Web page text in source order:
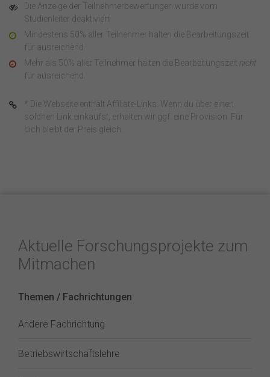
Die Anzeige der Teilnehmerbewertungen wurde vom
Studienleiter deaktiviert
Mindestens 50% aller Teilnehmer halten die Bearbeitungszeit
für ausreichend
Mehr als 50% aller Teilnehmer halten die Bearbeitungszeit nicht
für ausreichend
* Die Webseite enthält Affiliate-Links. Wenn du über einen
solchen Link einkaufst, erhalten wir ggf. eine Provision. Für
dich bleibt der Preis gleich.
Aktuelle Forschungsprojekte zum
Mitmachen
Themen / Fachrichtungen
Andere Fachrichtung
Betriebswirtschaftslehre